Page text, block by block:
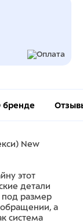
бренде
New
этот
детали
под размер
а
система